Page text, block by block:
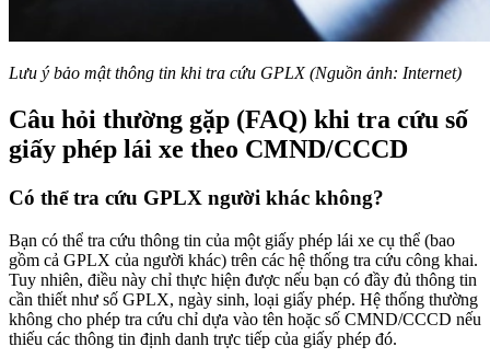
Lưu ý bảo mật thông tin khi tra cứu GPLX (Nguồn ảnh: Internet)
Câu hỏi thường gặp (FAQ) khi tra cứu số
giấy phép lái xe theo CMND/CCCD
Có thể tra cứu GPLX người khác không?
Bạn có thể tra cứu thông tin của một giấy phép lái xe cụ thể (bao
gồm cả GPLX của người khác) trên các hệ thống tra cứu công khai.
Tuy nhiên, điều này chỉ thực hiện được nếu bạn có đầy đủ thông tin
cần thiết như số GPLX, ngày sinh, loại giấy phép. Hệ thống thường
không cho phép tra cứu chỉ dựa vào tên hoặc số CMND/CCCD nếu
thiếu các thông tin định danh trực tiếp của giấy phép đó.